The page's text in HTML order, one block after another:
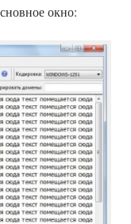
окно: